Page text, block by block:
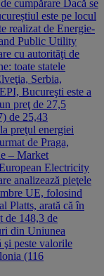
cumpărare Dacă se
este pe locul
realizat de Energie-
Public Utility
cu autorităţi de
toate statele
Serbia,
Bucureşti este a
preţ de 27,5
de 25,43
preţul energiei
de Praga,
– Market
Electricity
analizează pieţele
UE, folosind
Platts, arată că în
de 148,3 de
din Uniunea
şi peste valorile
(116